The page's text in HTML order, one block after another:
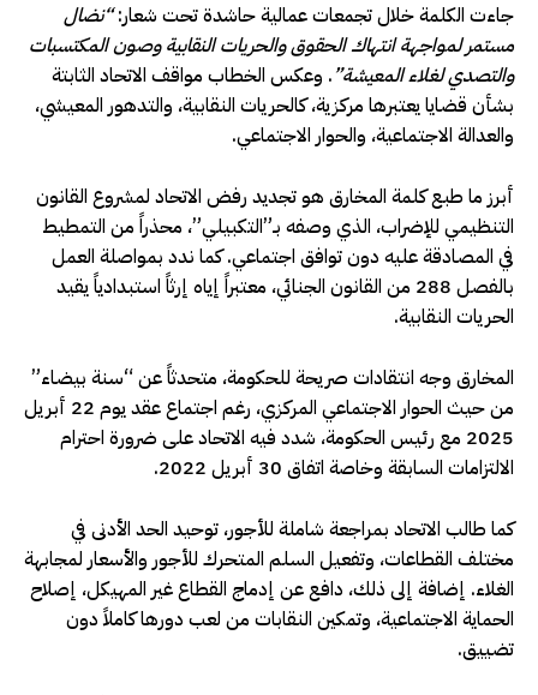
جاءت الكلمة خلال تجمعات عمالية حاشدة تحت شعار:“نضال
مستمر لمواجهة انتهاك الحقوق والحريات النقابية وصون المكتسبات
والتصدي لغلاء المعيشة”. وعكس الخطاب مواقف الاتحاد الثابتة
بشأن قضايا يعتبرها مركزية، كالحريات النقابية، والتدهور المعيشي،
والعدالة الاجتماعية، والحوار الاجتماعي.
أبرز ما طبع كلمة المخارق هو تجديد رفض الاتحاد لمشروع القانون
التنظيمي للإضراب، الذي وصفه بـ”التكبيلي”، محذراً من التمطيط
في المصادقة عليه دون توافق اجتماعي. كما ندد بمواصلة العمل
بالفصل 288 من القانون الجنائي، معتبراً إياه إرثاً استبدادياً يقيد
الحريات النقابية.
المخارق وجه انتقادات صريحة للحكومة، متحدثاً عن “سنة بيضاء”
من حيث الحوار الاجتماعي المركزي، رغم اجتماع عقد يوم 22 أبريل
2025 مع رئيس الحكومة، شدد فيه الاتحاد على ضرورة احترام
الالتزامات السابقة وخاصة اتفاق 30 أبريل 2022.
كما طالب الاتحاد بمراجعة شاملة للأجور، توحيد الحد الأدنى في
مختلف القطاعات، وتفعيل السلم المتحرك للأجور والأسعار لمجابهة
الغلاء. إضافة إلى ذلك، دافع عن إدماج القطاع غير المهيكل، إصلاح
الحماية الاجتماعية، وتمكين النقابات من لعب دورها كاملاً دون
تضييق.